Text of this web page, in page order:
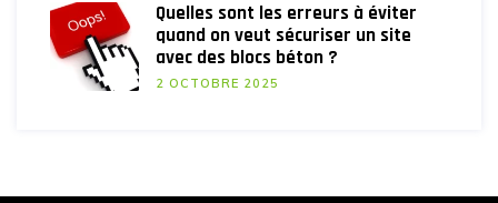
Quelles sont les erreurs à éviter
quand on veut sécuriser un site
avec des blocs béton ?
2 OCTOBRE 2025